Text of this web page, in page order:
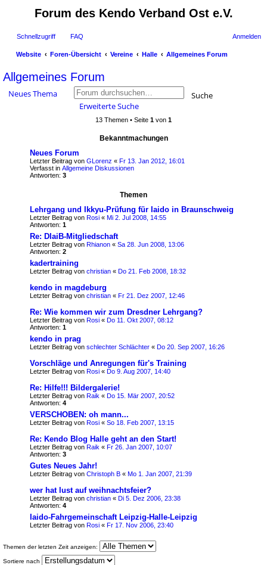
Forum des Kendo Verband Ost e.V.
Schnellzugriff FAQ Anmelden
Website Foren-Übersicht Vereine Halle
Allgemeines Forum
Allgemeines Forum
Neues Thema
Suche
Erweiterte Suche
13 Themen • Seite 1 von 1
Bekanntmachungen
Neues Forum
Letzter Beitrag von GLorenz « Fr 13. Jan 2012, 16:01
Verfasst in Allgemeine Diskussionen
Antworten: 3
Themen
Lehrgang und Ikkyu-Prüfung für Iaido in Braunschweig
Letzter Beitrag von Rosi « Mi 2. Jul 2008, 14:55
Antworten: 1
Re: DIaiB-Mitgliedschaft
Letzter Beitrag von Rhianon « Sa 28. Jun 2008, 13:06
Antworten: 2
kadertraining
Letzter Beitrag von christian « Do 21. Feb 2008, 18:32
kendo in magdeburg
Letzter Beitrag von christian « Fr 21. Dez 2007, 12:46
Re: Wie kommen wir zum Dresdner Lehrgang?
Letzter Beitrag von Rosi « Do 11. Okt 2007, 08:12
Antworten: 1
kendo in prag
Letzter Beitrag von schlechter Schlächter « Do 20. Sep 2007, 16:26
Vorschläge und Anregungen für's Training
Letzter Beitrag von Rosi « Do 9. Aug 2007, 14:40
Re: Hilfe!!! Bildergalerie!
Letzter Beitrag von Raik « Do 15. Mär 2007, 20:52
Antworten: 4
VERSCHOBEN: oh mann...
Letzter Beitrag von Rosi « So 18. Feb 2007, 13:15
Re: Kendo Blog Halle geht an den Start!
Letzter Beitrag von Raik « Fr 26. Jan 2007, 10:07
Antworten: 3
Gutes Neues Jahr!
Letzter Beitrag von Christoph B « Mo 1. Jan 2007, 21:39
wer hat lust auf weihnachtsfeier?
Letzter Beitrag von christian « Di 5. Dez 2006, 23:38
Antworten: 4
Iaido-Fahrgemeinschaft Leipzig-Halle-Leipzig
Letzter Beitrag von Rosi « Fr 17. Nov 2006, 23:40
Themen der letzten Zeit anzeigen:
Sortiere nach